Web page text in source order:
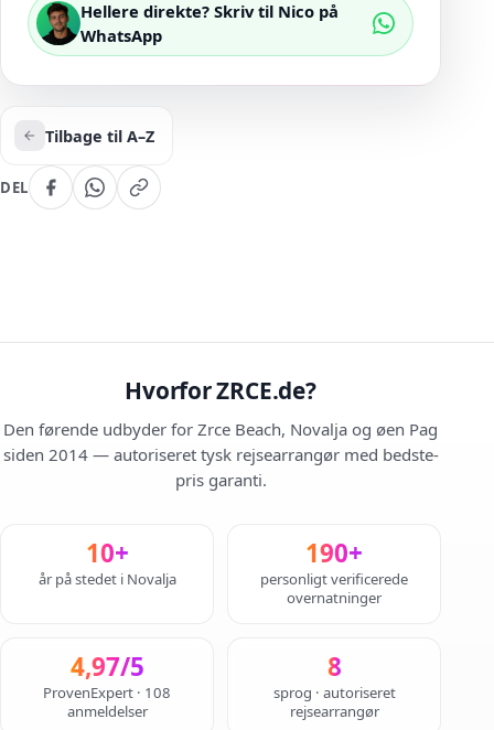
Hellere direkte? Skriv til Nico på
WhatsApp
Tilbage til A–Z
DEL
Hvorfor ZRCE.de?
Den førende udbyder for Zrce Beach, Novalja og øen Pag
siden 2014 — autoriseret tysk rejsearrangør med bedste-
pris garanti.
10+
år på stedet i Novalja
190+
personligt verificerede
overnatninger
4,97/5
ProvenExpert · 108
anmeldelser
8
sprog · autoriseret
rejsearrangør